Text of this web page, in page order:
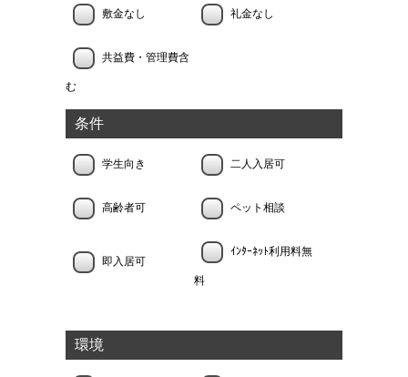
敷金なし 礼金なし
共益費・管理費含
む
条件
学生向き 二人入居可
高齢者可 ペット相談
即入居可
ｲﾝﾀｰﾈｯﾄ利用料無
料
環境